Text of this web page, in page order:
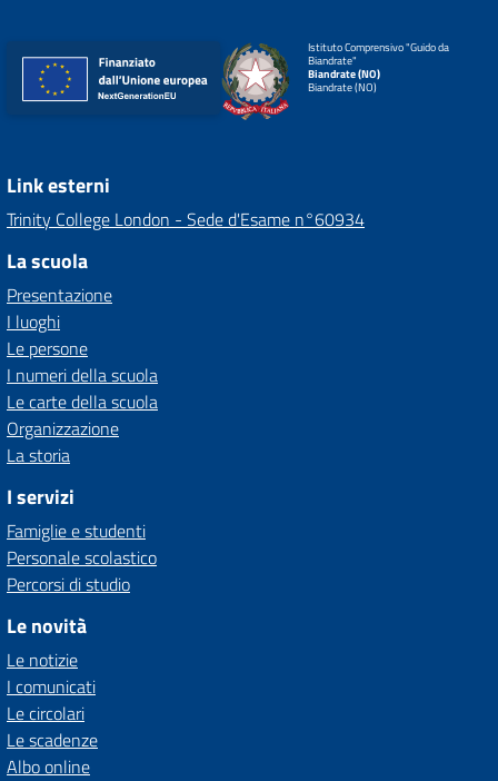
Istituto Comprensivo "Guido da
Biandrate"
Biandrate (NO)
Biandrate (NO)
Link esterni
Trinity College London - Sede d'Esame n°60934
La scuola
Presentazione
I luoghi
Le persone
I numeri della scuola
Le carte della scuola
Organizzazione
La storia
I servizi
Famiglie e studenti
Personale scolastico
Percorsi di studio
Le novità
Le notizie
I comunicati
Le circolari
Le scadenze
Albo online